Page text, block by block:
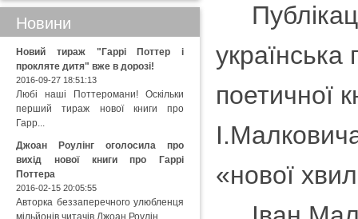
українська
поетичної
«нової
Новини
Новий тираж "Гаррі Поттер і
прокляте дитя" вже в дорозі!
2016-09-27 18:51:13
Любі наші Поттеромани! Оскільки
перший тираж нової книги про
Гарр...
Джоан Роулінг оголосила про
вихід нової книги про Гаррі
Поттера
2016-02-15 20:05:55
Авторка беззаперечного улюбленця
мільйонів читачів Джоан Роулін...